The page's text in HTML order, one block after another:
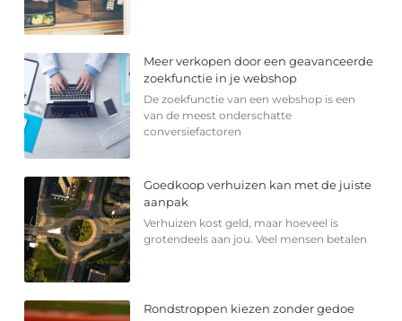
Meer verkopen door een geavanceerde
zoekfunctie in je webshop
De zoekfunctie van een webshop is een
van de meest onderschatte
conversiefactoren
Goedkoop verhuizen kan met de juiste
aanpak
Verhuizen kost geld, maar hoeveel is
grotendeels aan jou. Veel mensen betalen
Rondstroppen kiezen zonder gedoe